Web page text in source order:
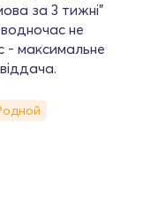
за 3 тижні"
не
- максимальне